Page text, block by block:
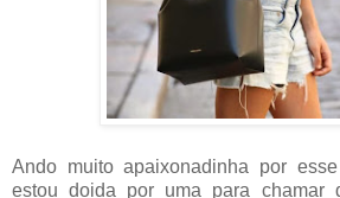
Ando muito apaixonadinha por
estou doida por uma para chamar